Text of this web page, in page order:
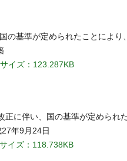
の基準が定められたことにより、
サイズ：123.287KB
に伴い、国の基準が定められ
年9月24日
サイズ：118.738KB